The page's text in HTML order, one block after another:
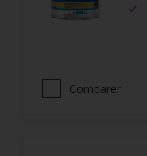
Comparer